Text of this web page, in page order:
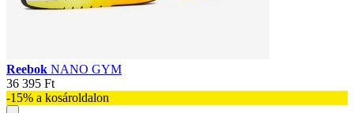
Reebok NANO GYM
36 395 Ft
-15% a kosároldalon